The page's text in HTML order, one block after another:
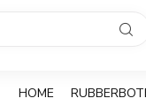
HOME